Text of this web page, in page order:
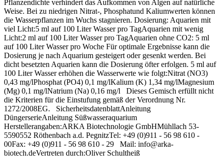
Pflanzendichte verhindert das Aufkommen von Algen auf natürliche
Weise. Bei zu niedrigen Nitrat-, Phosphatund Kaliumwerten können
die Wasserpflanzen im Wuchs stagnieren. Dosierung: Aquarien mit
viel Licht:5 ml auf 100 Liter Wasser pro TagAquarien mit wenig
Licht:2 ml auf 100 Liter Wasser pro TagAquarien ohne CO2: 5 ml
auf 100 Liter Wasser pro Woche Für optimale Ergebnisse kann die
Dosierung je nach Aquarium gesteigert oder gesenkt werden. Bei
dicht besetzten Aquarien kann die Dosierung öfter erfolgen. 5 ml auf
100 Liter Wasser erhöhen die Wasserwerte wie folgt:Nitrat (NO3)
0,43 mg/lPhosphat (PO4) 0,1 mg/lKalium (K) 1,34 mg/lMagnesium
(Mg) 0,1 mg/lNatrium (Na) 0,16 mg/l Dieses Gemisch erfüllt nicht
die Kriterien für die Einstufung gemäß der Verordnung Nr.
1272/2008EG. SicherheitsdatenblattAnleitung
DüngerserieAnleitung Süßwasseraquarium
Herstellerangaben:ARKA Biotechnologie GmbHMühllach 53-
5590552 Röthenbach a.d. PegnitzTel: +49 (0)911 - 56 98 610 -
00Fax: +49 (0)911 - 56 98 610 - 29 Mail: info@arka-
biotech.deVertreten durch:Oliver Schultheiß